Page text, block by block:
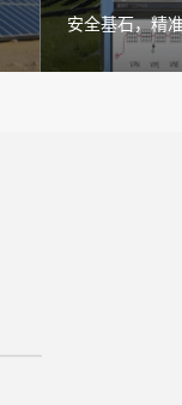
安全基石，精